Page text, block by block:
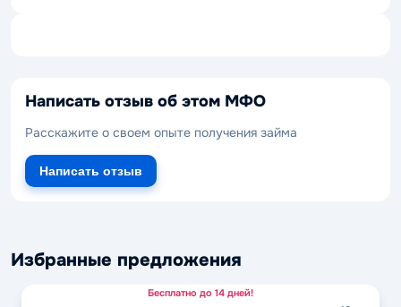
Написать отзыв об этом МФО
Расскажите о своем опыте получения займа
Написать отзыв
Избранные предложения
Бесплатно до 14 дней!